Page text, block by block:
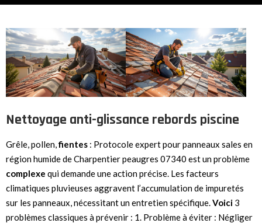
Nettoyage anti-glissance rebords piscine
Grêle, pollen,fientes : Protocole expert pour panneaux sales en
région humide de Charpentier peaugres 07340 est un problème
complexe qui demande une action précise. Les facteurs
climatiques pluvieuses aggravent l’accumulation de impuretés
sur les panneaux, nécessitant un entretien spécifique.Voici 3
problèmes classiques à prévenir : 1. Problème à éviter : Négliger